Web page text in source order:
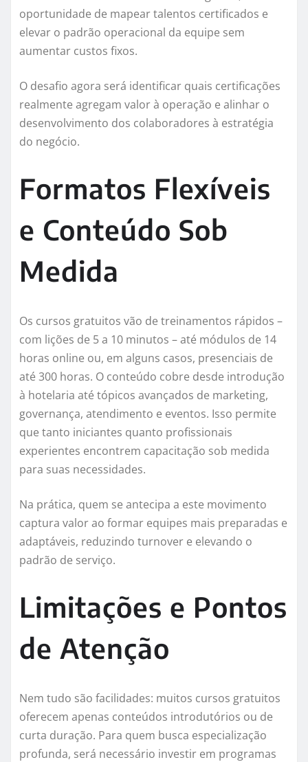
oportunidade de mapear talentos certificados e
elevar o padrão operacional da equipe sem
aumentar custos fixos.
O desafio agora será identificar quais certificações
realmente agregam valor à operação e alinhar o
desenvolvimento dos colaboradores à estratégia
do negócio.
Formatos Flexíveis
e Conteúdo Sob
Medida
Os cursos gratuitos vão de treinamentos rápidos –
com lições de 5 a 10 minutos – até módulos de 14
horas online ou, em alguns casos, presenciais de
até 300 horas. O conteúdo cobre desde introdução
à hotelaria até tópicos avançados de marketing,
governança, atendimento e eventos. Isso permite
que tanto iniciantes quanto profissionais
experientes encontrem capacitação sob medida
para suas necessidades.
Na prática, quem se antecipa a este movimento
captura valor ao formar equipes mais preparadas e
adaptáveis, reduzindo turnover e elevando o
padrão de serviço.
Limitações e Pontos
de Atenção
Nem tudo são facilidades: muitos cursos gratuitos
oferecem apenas conteúdos introdutórios ou de
curta duração. Para quem busca especialização
profunda, será necessário investir em programas